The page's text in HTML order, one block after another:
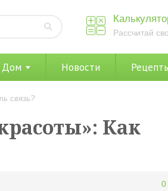
Рассчитай
Дом Новости
связь?
Как
0